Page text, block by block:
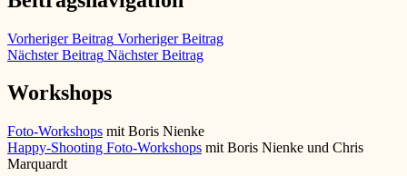
Vorheriger Beitrag Vorheriger Beitrag
Nächster Beitrag Nächster Beitrag
Workshops
Foto-Workshops mit Boris Nienke
Happy-Shooting Foto-Workshops mit Boris Nienke und Chris
Marquardt